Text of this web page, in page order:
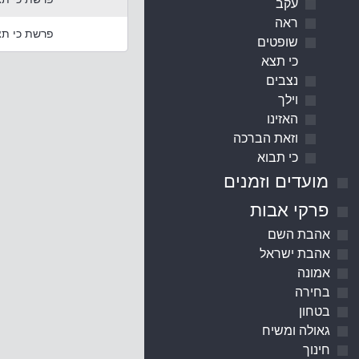
עקב
ראה
שופטים
כי תצא
נצבים
וילך
האזינו
וזאת הברכה
כי תבוא
מועדים וזמנים
פרקי אבות
אהבת השם
אהבת ישראל
אמונה
בחירה
בטחון
גאולה ומשיח
חינוך
פרשת כי